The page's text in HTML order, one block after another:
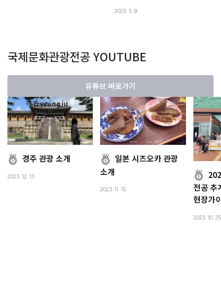
2025. 5. 8
국제문화관광전공 YOUTUBE
유튜브 바로가기
경주 관광 소개
2023. 12. 13
일본 시즈오카 관광
소개
2023. 11. 15
전공 추
현장가
2023. 10. 25